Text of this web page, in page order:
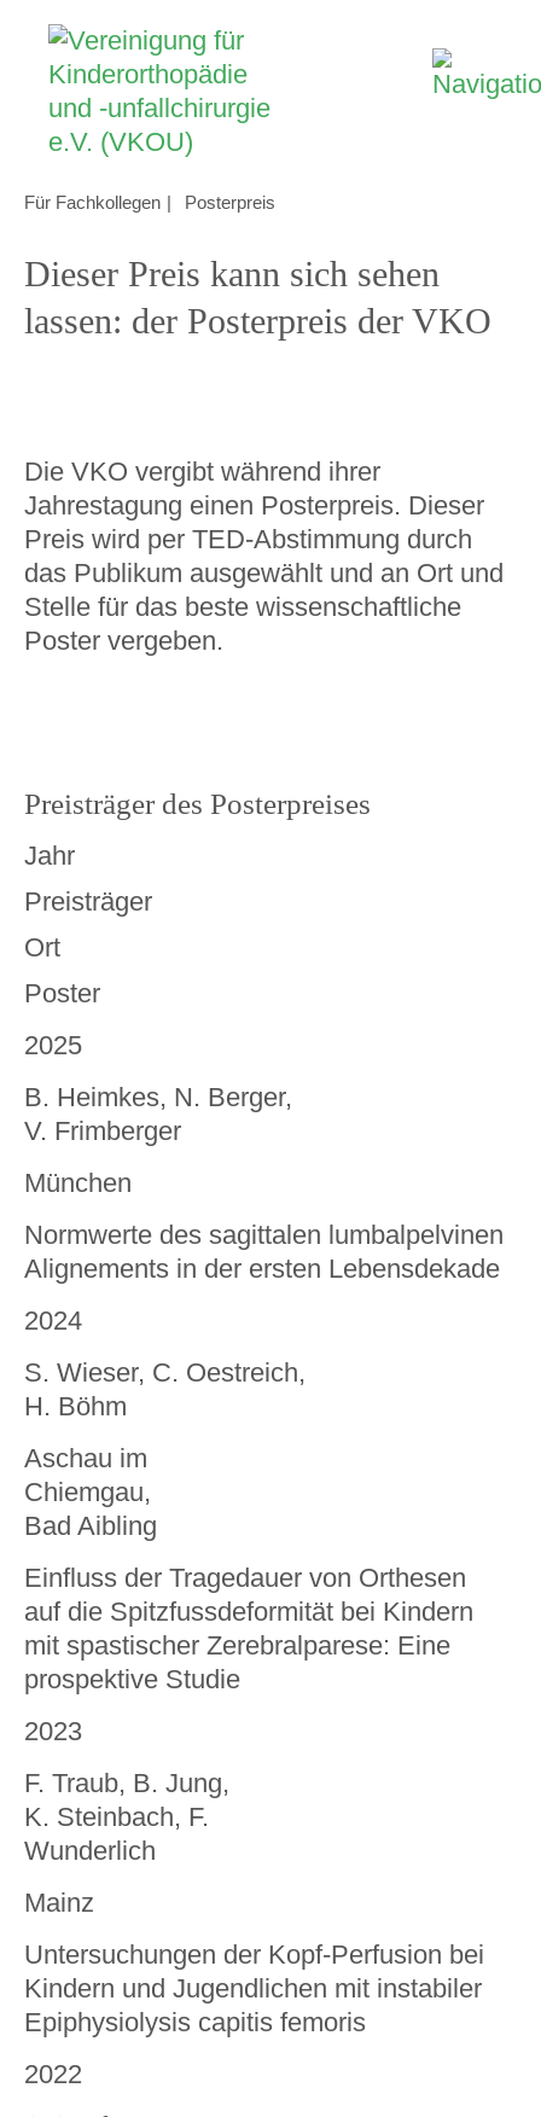
Für Fachkollegen Posterpreis
Dieser Preis kann sich sehen
lassen: der Posterpreis der VKO
Die VKO vergibt während ihrer
Jahrestagung einen Posterpreis. Dieser
Preis wird per TED-Abstimmung durch
das Publikum ausgewählt und an Ort und
Stelle für das beste wissenschaftliche
Poster vergeben.
Preisträger des Posterpreises
Jahr
Preisträger
Ort
Poster
2025
B. Heimkes, N. Berger,
V. Frimberger
München
Normwerte des sagittalen lumbalpelvinen
Alignements in der ersten Lebensdekade
2024
S. Wieser, C. Oestreich,
H. Böhm
Aschau im
Chiemgau,
Bad Aibling
Einfluss der Tragedauer von Orthesen
auf die Spitzfussdeformität bei Kindern
mit spastischer Zerebralparese: Eine
prospektive Studie
2023
F. Traub, B. Jung,
K. Steinbach, F.
Wunderlich
Mainz
Untersuchungen der Kopf-Perfusion bei
Kindern und Jugendlichen mit instabiler
Epiphysiolysis capitis femoris
2022